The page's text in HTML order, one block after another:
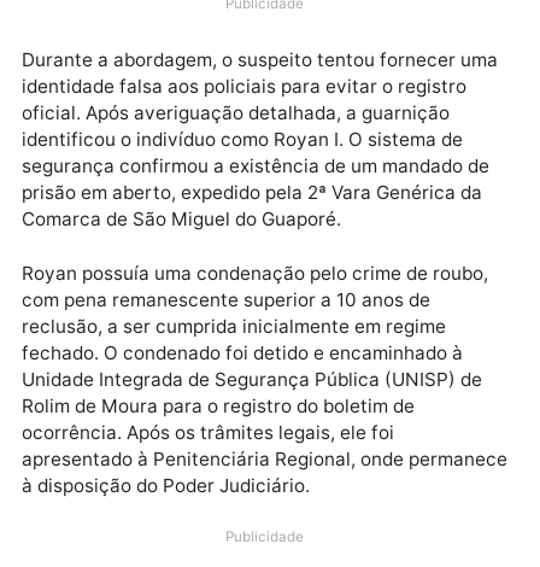
no bairro Beira Rio.
Publicidade
Durante a abordagem, o suspeito tentou fornecer
identidade falsa aos policiais para evitar o registro
identificou o indivíduo como Royan I. O sistema de
segurança confirmou a existência de um mandado
prisão em aberto, expedido pela 2ª Vara Genérica da
Comarca de São Miguel do Guaporé.
Royan possuía uma condenação pelo crime de
com pena remanescente superior a 10 anos de
reclusão, a ser cumprida inicialmente em regime
Unidade Integrada de Segurança Pública (UNISP) de